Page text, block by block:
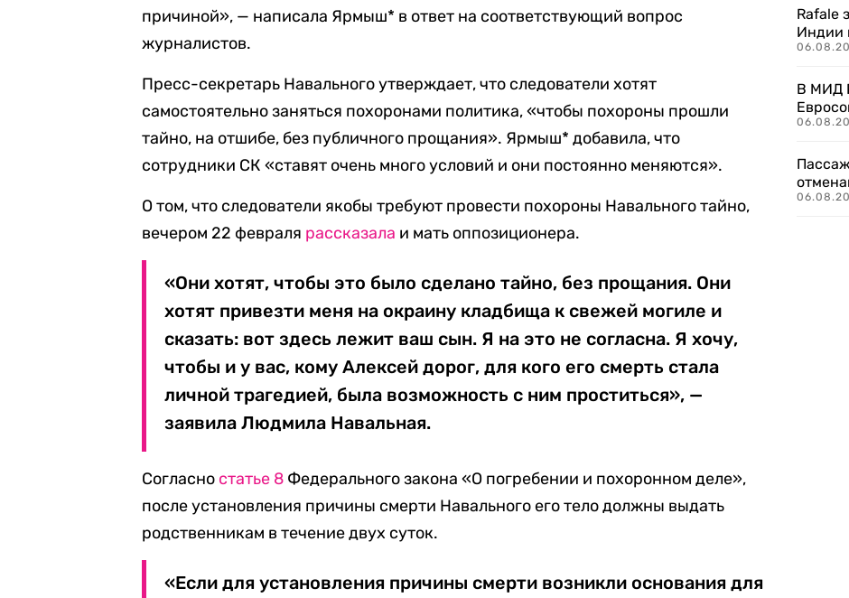
причиной», — написала Ярмыш* в ответ на соответствующий вопрос
журналистов.
Пресс-секретарь Навального утверждает, что следователи хотят
самостоятельно заняться похоронами политика, «чтобы похороны прошли
тайно, на отшибе, без публичного прощания». Ярмыш* добавила, что
сотрудники СК «ставят очень много условий и они постоянно меняются».
О том, что следователи якобы требуют провести похороны Навального тайно,
вечером 22 февраля рассказала и мать оппозиционера.
«Они хотят, чтобы это было сделано тайно, без прощания. Они
хотят привезти меня на окраину кладбища к свежей могиле и
сказать: вот здесь лежит ваш сын. Я на это не согласна. Я хочу,
чтобы и у вас, кому Алексей дорог, для кого его смерть стала
личной трагедией, была возможность с ним проститься», —
заявила Людмила Навальная.
Согласно статье 8 Федерального закона «О погребении и похоронном деле»,
после установления причины смерти Навального его тело должны выдать
родственникам в течение двух суток.
«Если для установления причины смерти возникли основания для
Rafale
Индии
В МИД